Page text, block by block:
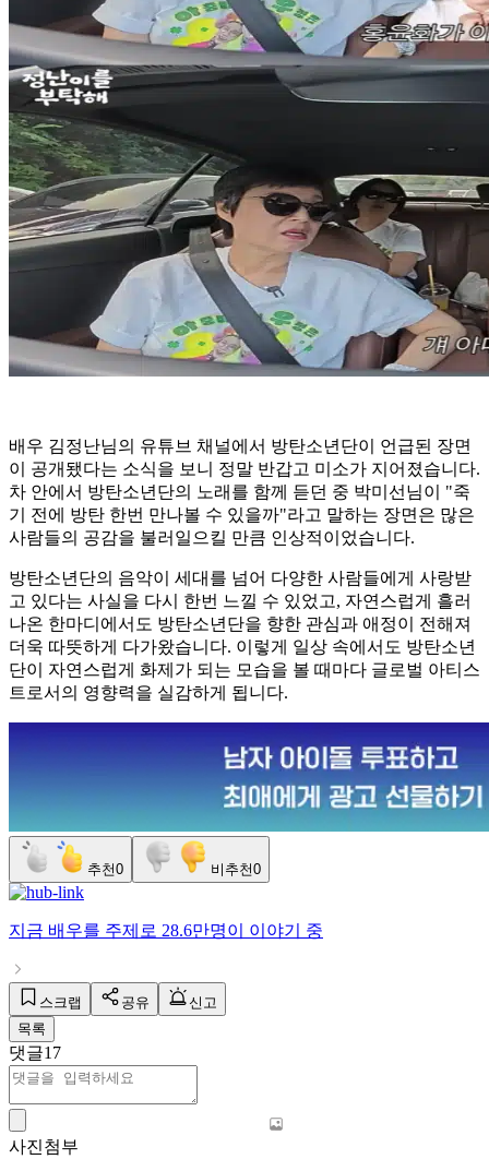
배우 김정난님의 유튜브 채널에서 방탄소년단이 언급된 장면
이 공개됐다는 소식을 보니 정말 반갑고 미소가 지어졌습니다.
차 안에서 방탄소년단의 노래를 함께 듣던 중 박미선님이 "죽
기 전에 방탄 한번 만나볼 수 있을까"라고 말하는 장면은 많은
사람들의 공감을 불러일으킬 만큼 인상적이었습니다.
방탄소년단의 음악이 세대를 넘어 다양한 사람들에게 사랑받
고 있다는 사실을 다시 한번 느낄 수 있었고, 자연스럽게 흘러
나온 한마디에서도 방탄소년단을 향한 관심과 애정이 전해져
더욱 따뜻하게 다가왔습니다. 이렇게 일상 속에서도 방탄소년
단이 자연스럽게 화제가 되는 모습을 볼 때마다 글로벌 아티스
트로서의 영향력을 실감하게 됩니다.
추천0 비추천0
지금 배우를 주제로 28.6만명이 이야기 중
스크랩 공유
신고
목록
댓글17
사진첨부